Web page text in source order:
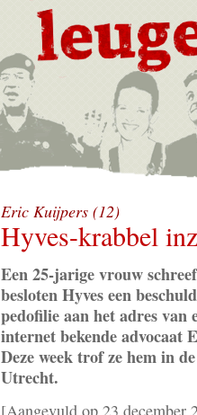
Eric Kuijpers (12)
Hyves-krabbel
Een 25-jarige vrouw
besloten Hyves een
pedofilie aan het adres van
internet bekende advocaat
Deze week trof ze hem in
Utrecht.
[Aangevuld op 23 december